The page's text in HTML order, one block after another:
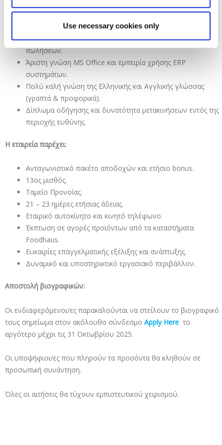
Use necessary cookies only
Ικανότητες ηγεσίας, διαπραγμάτευσης και στρατηγικής
Ικανότητα καθοδήγησης και ανάπτυξης της ομάδας
πωλήσεων.
Άριστη γνώση MS Office και εμπειρία χρήσης ERP
συστημάτων.
Πολύ καλή γνώση της Ελληνικής και Αγγλικής γλώσσας
(γραπτά & προφορικά).
Δίπλωμα οδήγησης και δυνατότητα μετακινήσεων εντός της
περιοχής ευθύνης.
Η εταιρεία παρέχει:
Ανταγωνιστικό πακέτο αποδοχών και ετήσιο bonus.
13ος μισθός.
Ταμείο Προνοίας.
21 – 23 ημέρες ετήσιας άδειας.
Εταιρικό αυτοκίνητο και κινητό τηλέφωνο.
Έκπτωση σε αγορές προϊόντων από τα καταστήματα
Foodhaus.
Ευκαιρίες επαγγελματικής εξέλιξης και ανάπτυξης.
Δυναμικό και υποστηρικτικό εργασιακό περιβάλλον.
Αποστολή βιογραφικών:
Οι ενδιαφερόμενοι/ες παρακαλούνται να στείλουν το βιογραφικό
τους σημείωμα στον ακόλουθο σύνδεσμο ApplyHere το
αργότερο μέχρι τις 31 Οκτωβρίου 2025.
Οι υποψήφιοι/ες που πληρούν τα προσόντα θα κληθούν σε
προσωπική συνάντηση.
Όλες οι αιτήσεις θα τύχουν εμπιστευτικού χειρισμού.